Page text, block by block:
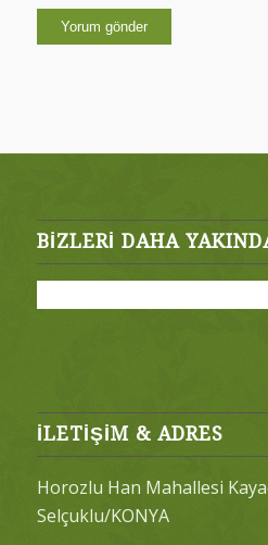
BIZLERI DAHA
İLETİŞİM & ADRES
Horozlu Han Mahallesi
Selçuklu/KONYA